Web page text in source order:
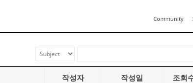
Community
작성자 작성일 조회